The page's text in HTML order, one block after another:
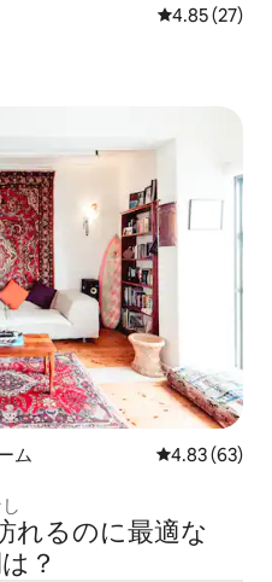
レビュー27
4.85 (27)
ム レビュー63
4.83 (63)
れ⁠るの⁠に最⁠適⁠な
？